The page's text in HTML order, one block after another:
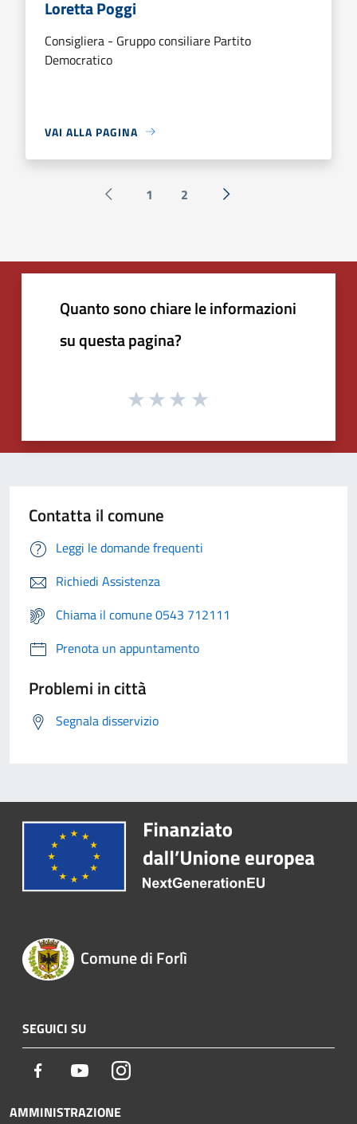
Loretta Poggi
Consigliera - Gruppo consiliare Partito
Democratico
VAI ALLA PAGINA
Pagina precedente
1 2 Successiva »
Quanto sono chiare le informazioni
su questa pagina?
Contatta il comune
Leggi le domande frequenti
Richiedi Assistenza
Chiama il comune 0543 712111
Prenota un appuntamento
Problemi in città
Segnala disservizio
Comune di Forlì
SEGUICI SU
Facebook YoutubeInstagram
AMMINISTRAZIONE